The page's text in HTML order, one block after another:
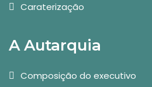
Caraterização
A Autarquia
Composição do executivo